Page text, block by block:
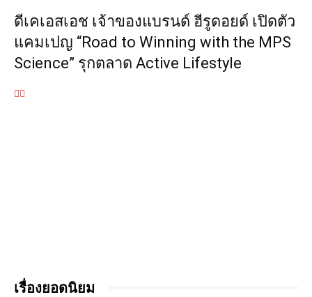
ดีเคเอสเอช เจ้าของแบรนด์ ฮีรูดอยด์ เปิดตัว
แคมเปญ “Road to Winning with the MPS
Science” รุกตลาด Active Lifestyle
เรื่องยอดนิยม